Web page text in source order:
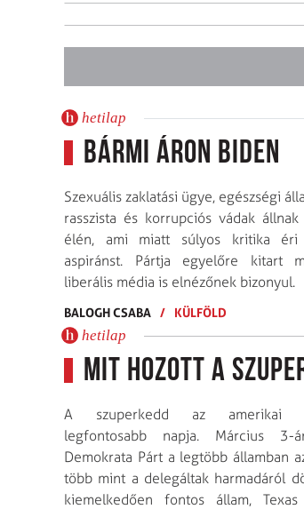
hetilap
Bármi áron Biden
Szexuális zaklatási ügye, egészségi
rasszista és korrupciós vádak
élén, ami miatt súlyos kritika éri
aspiránst. Pártja egyelőre kitart
liberális média is elnézőnek bizonyul.
BALOGH CSABA / KÜLFÖLD
hetilap
Mit hozott a
A szuperkedd az amerikai
legfontosabb napja. Március
Demokrata Párt a legtöbb államban
több mint a delegáltak harmadáról
kiemelkedően fontos állam,